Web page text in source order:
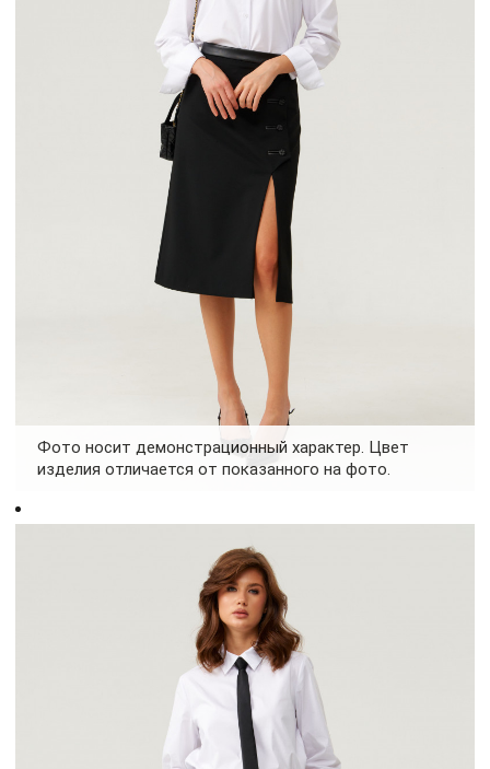
Фото носит демонстрационный характер. Цвет
изделия отличается от показанного на фото.